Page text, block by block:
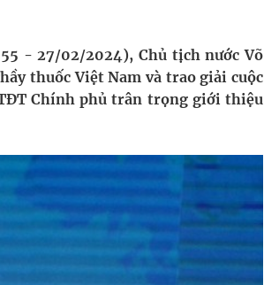
- 27/02/2024), Chủ tịch nước Võ
thuốc Việt Nam và trao giải cuộc
Chính phủ trân trọng giới thiệu